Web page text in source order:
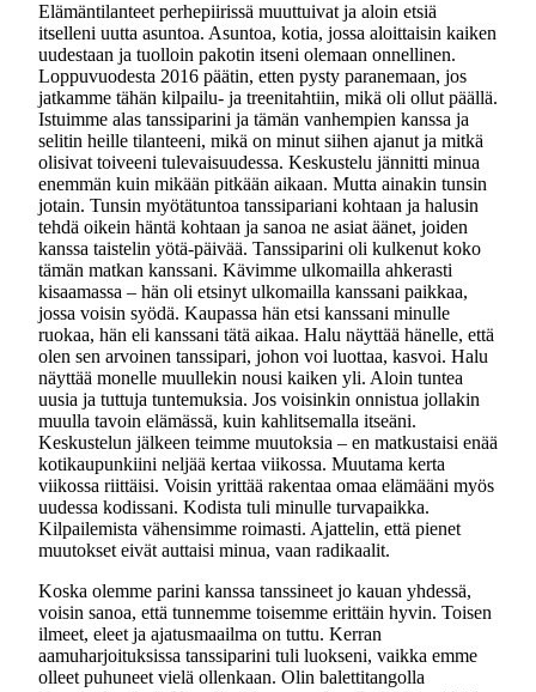
Elämäntilanteet perhepiirissä muuttuivat ja aloin etsiä
itselleni uutta asuntoa. Asuntoa, kotia, jossa aloittaisin kaiken
uudestaan ja tuolloin pakotin itseni olemaan onnellinen.
Loppuvuodesta 2016 päätin, etten pysty paranemaan, jos
jatkamme tähän kilpailu- ja treenitahtiin, mikä oli ollut päällä.
Istuimme alas tanssiparini ja tämän vanhempien kanssa ja
selitin heille tilanteeni, mikä on minut siihen ajanut ja mitkä
olisivat toiveeni tulevaisuudessa. Keskustelu jännitti minua
enemmän kuin mikään pitkään aikaan. Mutta ainakin tunsin
jotain. Tunsin myötätuntoa tanssipariani kohtaan ja halusin
tehdä oikein häntä kohtaan ja sanoa ne asiat äänet, joiden
kanssa taistelin yötä-päivää. Tanssiparini oli kulkenut koko
tämän matkan kanssani. Kävimme ulkomailla ahkerasti
kisaamassa – hän oli etsinyt ulkomailla kanssani paikkaa,
jossa voisin syödä. Kaupassa hän etsi kanssani minulle
ruokaa, hän eli kanssani tätä aikaa. Halu näyttää hänelle, että
olen sen arvoinen tanssipari, johon voi luottaa, kasvoi. Halu
näyttää monelle muullekin nousi kaiken yli. Aloin tuntea
uusia ja tuttuja tuntemuksia. Jos voisinkin onnistua jollakin
muulla tavoin elämässä, kuin kahlitsemalla itseäni.
Keskustelun jälkeen teimme muutoksia – en matkustaisi enää
kotikaupunkiini neljää kertaa viikossa. Muutama kerta
viikossa riittäisi. Voisin yrittää rakentaa omaa elämääni myös
uudessa kodissani. Kodista tuli minulle turvapaikka.
Kilpailemista vähensimme roimasti. Ajattelin, että pienet
muutokset eivät auttaisi minua, vaan radikaalit.
Koska olemme parini kanssa tanssineet jo kauan yhdessä,
voisin sanoa, että tunnemme toisemme erittäin hyvin. Toisen
ilmeet, eleet ja ajatusmaailma on tuttu. Kerran
aamuharjoituksissa tanssiparini tuli luokseni, vaikka emme
olleet puhuneet vielä ollenkaan. Olin balettitangolla